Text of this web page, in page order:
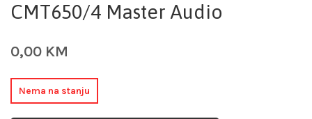
CMT650/4 Master Audio
0,00 KM
Nema na stanju